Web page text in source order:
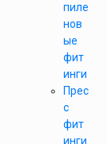
пиле
нов
ые
фит
инги
Прес
с
фит
инги